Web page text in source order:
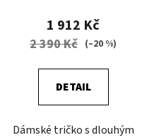
1 912 Kč
2 390 Kč (–20 %)
DETAIL
Dámské tričko s dlouhým